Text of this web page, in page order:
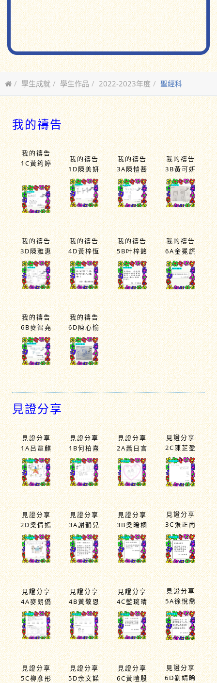
學生成就 學生作品 2022-2023年度 聖經科
我的禱告
我的禱告
1C黃筠婷
我的禱告
1D陳美妍
我的禱告
3A陳愷蕎
我的禱告
3B黃可妍
我的禱告
3D陳雅惠
我的禱告
4D黃梓恆
我的禱告
5B叶梓銘
我的禱告
6A金冕旒
我的禱告
6B麥智堯
我的禱告
6D陳心愉
見證分享
見證分享
1A呂韋麒
見證分享
1B何柏熹
見證分享
2A蕭日言
見證分享
2C陳芷盈
見證分享
2D梁倩嫣
見證分享
3A謝韻兒
見證分享
3B梁晞桐
見證分享
3C張正南
見證分享
4A麥朗僑
見證分享
4B黃敬恩
見證分享
4C藍琬晴
見證分享
5A徐悅喬
見證分享
5C柳彥彤
見證分享
5D余文諾
見證分享
6C黃暟殷
見證分享
6D劉靖晞